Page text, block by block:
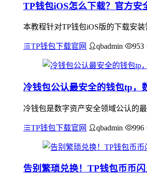
TP钱包iOS怎么下载？官方安
本教程针对TP钱包iOS版的下载安
TP钱包下载官网 qbadmin 953
冷钱包公认最安全的钱包tp，
冷钱包是数字资产安全领域公认的
TP钱包下载官网 qbadmin 996
告别繁琐兑换！TP钱包币币